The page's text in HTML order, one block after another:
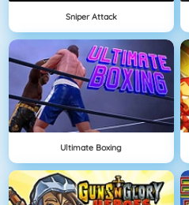
Sniper Attack
Ultimate Boxing